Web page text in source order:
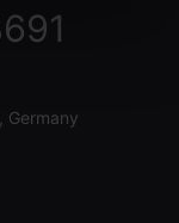
Germany